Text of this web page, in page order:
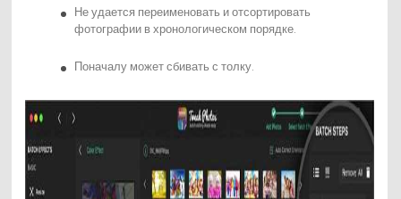
Не удается переименовать и отсортировать
фотографии в хронологическом порядке.
Поначалу может сбивать с толку.